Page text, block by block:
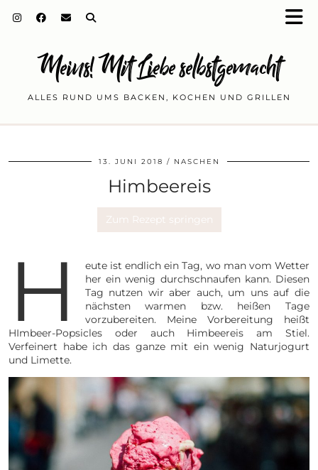
Meins! Mit Liebe selbstgemacht
ALLES RUND UMS BACKEN, KOCHEN UND GRILLEN
13. JUNI 2018 NASCHEN
Himbeereis
Zum Rezept springen
H
eute ist endlich ein Tag, wo man vom Wetter
her ein wenig durchschnaufen kann. Diesen
Tag nutzen wir aber auch, um uns auf die
nächsten warmen bzw. heißen Tage
vorzubereiten. Meine Vorbereitung heißt
HImbeer-Popsicles oder auch Himbeereis am Stiel.
Verfeinert habe ich das ganze mit ein wenig Naturjogurt
und Limette.